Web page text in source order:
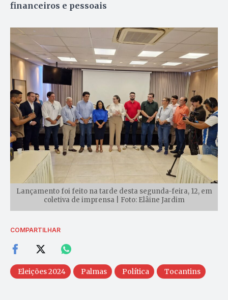
financeiros e pessoais
Lançamento foi feito na tarde desta segunda-feira, 12, em
coletiva de imprensa | Foto: Elâine Jardim
COMPARTILHAR
Eleições 2024 Palmas Política Tocantins